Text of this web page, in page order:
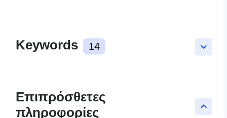
keyboard_arrow_down
Keywords 14
keyboard_arrow_up
Επιπρόσθετες
πληροφορίες